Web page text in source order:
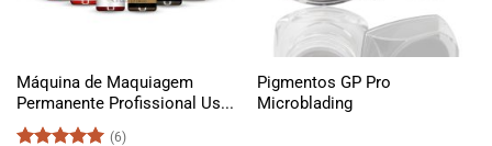
Máquina de Maquiagem
Permanente Profissional Us...
(6)
Pigmentos GP Pro
Microblading